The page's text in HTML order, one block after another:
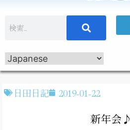
日田日記 2019-01-22
新年会♪